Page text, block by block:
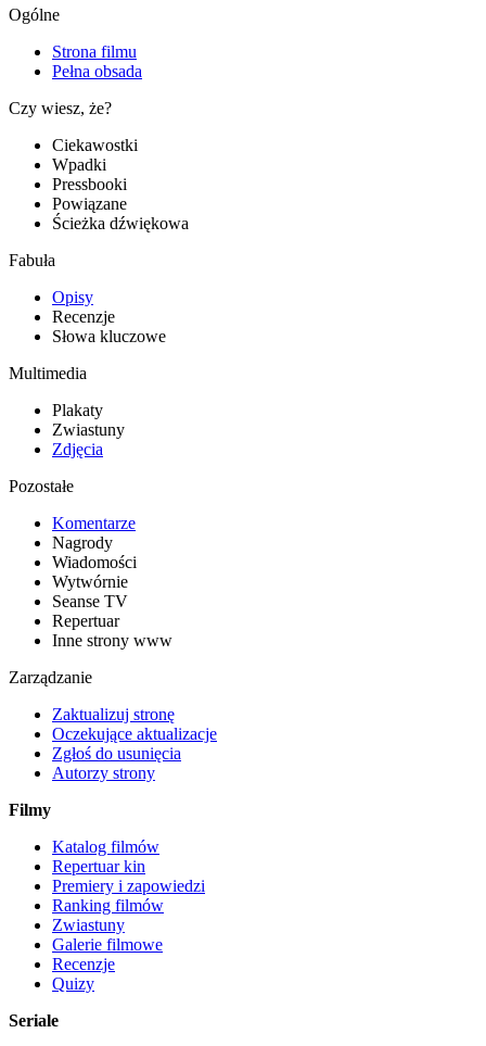
Ogólne
Strona filmu
Pełna obsada
Czy wiesz, że?
Ciekawostki
Wpadki
Pressbooki
Powiązane
Ścieżka dźwiękowa
Fabuła
Opisy
Recenzje
Słowa kluczowe
Multimedia
Plakaty
Zwiastuny
Zdjęcia
Pozostałe
Komentarze
Nagrody
Wiadomości
Wytwórnie
Seanse TV
Repertuar
Inne strony www
Zarządzanie
Zaktualizuj stronę
Oczekujące aktualizacje
Zgłoś do usunięcia
Autorzy strony
Filmy
Katalog filmów
Repertuar kin
Premiery i zapowiedzi
Ranking filmów
Zwiastuny
Galerie filmowe
Recenzje
Quizy
Seriale